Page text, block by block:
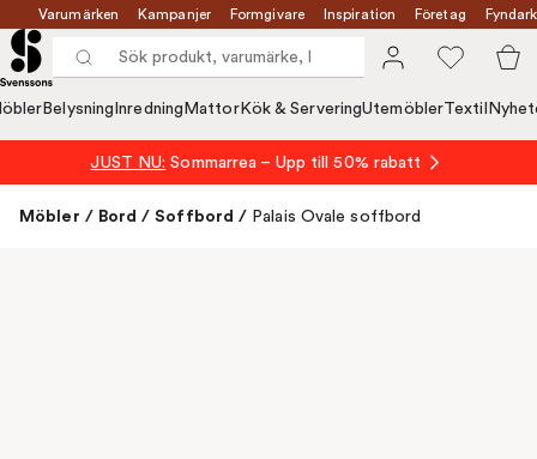
Varumärken Kampanjer Formgivare Inspiration Företag
Belysning Inredning MattorKök & ServeringUtemöblerTextil
JUST NU: Sommarrea – Upp till 50% rabatt
Möbler / Bord / Soffbord / Palais Ovale soffbord